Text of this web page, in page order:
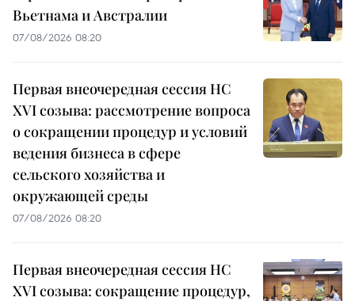
Вьетнама и Австралии
07/08/2026 08:20
Первая внеочередная сессия НС
XVI созыва: рассмотрение вопроса
о сокращении процедур и условий
ведения бизнеса в сфере
сельского хозяйства и
окружающей среды
07/08/2026 08:20
Первая внеочередная сессия НС
XVI созыва: сокращение процедур,